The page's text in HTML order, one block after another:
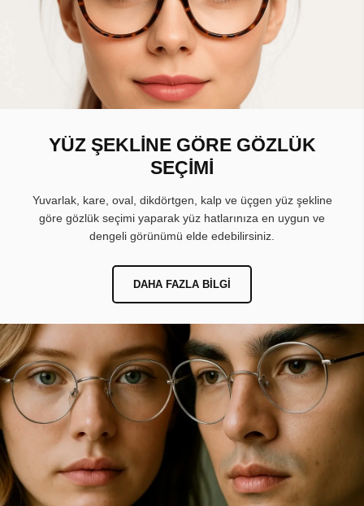
YÜZ ŞEKLİNE GÖRE GÖZLÜK
SEÇİMİ
Yuvarlak, kare, oval, dikdörtgen, kalp ve üçgen yüz şekline
göre gözlük seçimi yaparak yüz hatlarınıza en uygun ve
dengeli görünümü elde edebilirsiniz.
DAHA FAZLA BILGI